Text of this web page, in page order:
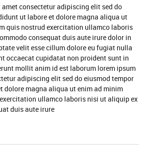
consectetur adipiscing elit sed do
ut labore et dolore magna aliqua ut
quis nostrud exercitation ullamco laboris
consequat duis aute irure dolor in
velit esse cillum dolore eu fugiat nulla
occaecat cupidatat non proident sunt in
mollit anim id est laborum lorem ipsum
adipiscing elit sed do eiusmod tempor
dolore magna aliqua ut enim ad minim
ullamco laboris nisi ut aliquip ex
duis aute irure